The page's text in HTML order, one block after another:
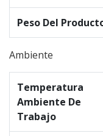
Peso Del
Ambiente
Temperatura
Ambiente De
Trabajo